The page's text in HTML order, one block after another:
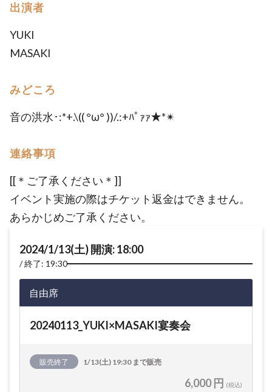
出演者
YUKI
MASAKI
みどころ
音の洪水･:*+.\(( °ω° ))/.:+ﾊﾟｧｧ★*✴︎
連絡事項
[[＊ご了承ください＊]]
イベント実施の際はチケット返金はできません。
あらかじめご了承ください。
2024/1/13(土) 開演: 18:00
終了: 19:30
自由席
20240113_YUKI×MASAKI宴奏会
販売終了 1/13(土) 19:30 まで販売
6,000 円 (税込)